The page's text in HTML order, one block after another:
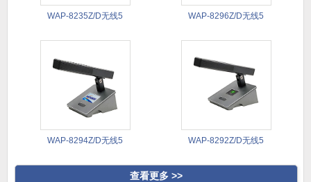
WAP-8235Z/D无线5 WAP-8296Z/D无线5
WAP-8294Z/D无线5 WAP-8292Z/D无线5
查看更多 >>